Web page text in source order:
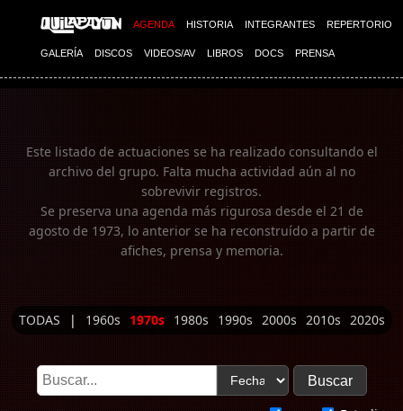
AGENDA HISTORIA INTEGRANTES REPERTORIO
GALERÍA DISCOS VIDEOS/AV LIBROS DOCS PRENSA
Imagen 01
Este listado de actuaciones se ha realizado consultando el
archivo del grupo. Falta mucha actividad aún al no
sobrevivir registros.
Se preserva una agenda más rigurosa desde el 21 de
agosto de 1973, lo anterior se ha reconstruído a partir de
afiches, prensa y memoria.
TODAS | 1960s 1970s 1980s 1990s 2000s 2010s 2020s